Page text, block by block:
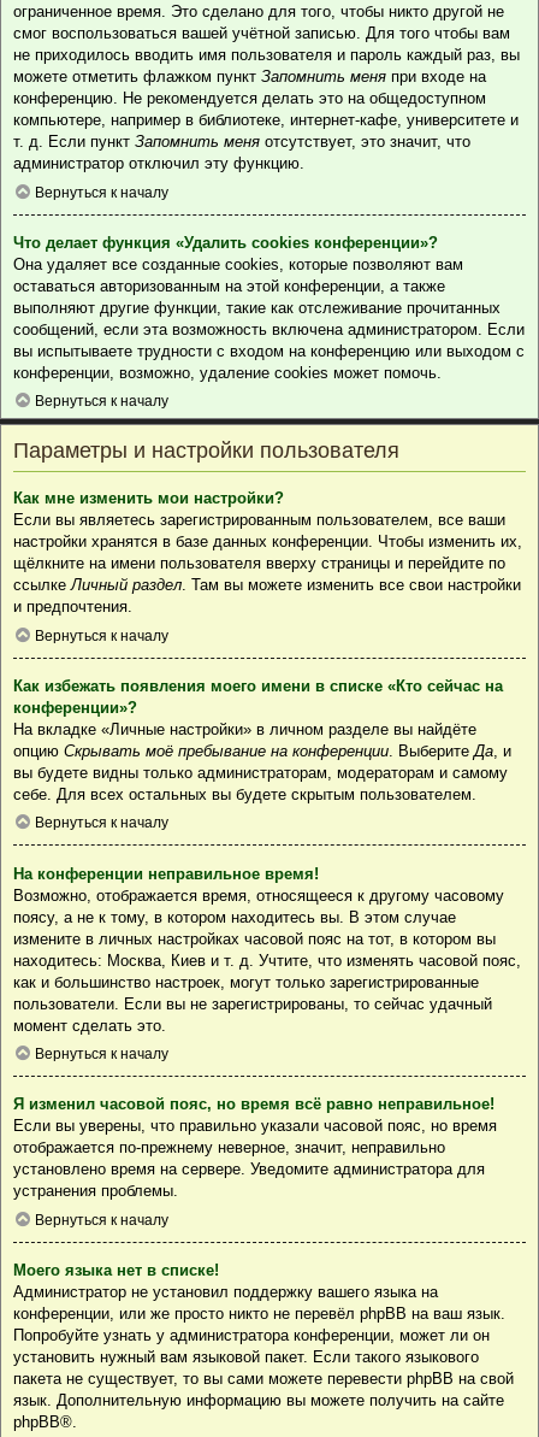
ограниченное время. Это сделано для того, чтобы никто другой не
смог воспользоваться вашей учётной записью. Для того чтобы вам
не приходилось вводить имя пользователя и пароль каждый раз, вы
можете отметить флажком пункт Запомнить меня при входе на
конференцию. Не рекомендуется делать это на общедоступном
компьютере, например в библиотеке, интернет-кафе, университете и
т. д. Если пункт Запомнить меня отсутствует, это значит, что
администратор отключил эту функцию.
Вернуться к началу
Что делает функция «Удалить cookies конференции»?
Она удаляет все созданные cookies, которые позволяют вам
оставаться авторизованным на этой конференции, а также
выполняют другие функции, такие как отслеживание прочитанных
сообщений, если эта возможность включена администратором. Если
вы испытываете трудности с входом на конференцию или выходом с
конференции, возможно, удаление cookies может помочь.
Вернуться к началу
Параметры и настройки пользователя
Как мне изменить мои настройки?
Если вы являетесь зарегистрированным пользователем, все ваши
настройки хранятся в базе данных конференции. Чтобы изменить их,
щёлкните на имени пользователя вверху страницы и перейдите по
ссылкеЛичный раздел. Там вы можете изменить все свои настройки
и предпочтения.
Вернуться к началу
Как избежать появления моего имени в списке «Кто сейчас на
конференции»?
На вкладке «Личные настройки» в личном разделе вы найдёте
опцию Скрывать моё пребывание на конференции . Выберите Да , и
вы будете видны только администраторам, модераторам и самому
себе. Для всех остальных вы будете скрытым пользователем.
Вернуться к началу
На конференции неправильное время!
Возможно, отображается время, относящееся к другому часовому
поясу, а не к тому, в котором находитесь вы. В этом случае
измените в личных настройках часовой пояс на тот, в котором вы
находитесь: Москва, Киев и т. д. Учтите, что изменять часовой пояс,
как и большинство настроек, могут только зарегистрированные
пользователи. Если вы не зарегистрированы, то сейчас удачный
момент сделать это.
Вернуться к началу
Я изменил часовой пояс, но время всё равно неправильное!
Если вы уверены, что правильно указали часовой пояс, но время
отображается по-прежнему неверное, значит, неправильно
установлено время на сервере. Уведомите администратора для
устранения проблемы.
Вернуться к началу
Моего языка нет в списке!
Администратор не установил поддержку вашего языка на
конференции, или же просто никто не перевёл phpBB на ваш язык.
Попробуйте узнать у администратора конференции, может ли он
установить нужный вам языковой пакет. Если такого языкового
пакета не существует, то вы сами можете перевести phpBB на свой
язык. Дополнительную информацию вы можете получить на сайте
phpBB®.